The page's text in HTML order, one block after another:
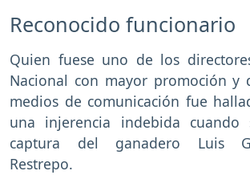
Reconocido funcionario
Quien fuese uno de los
Nacional con mayor promoción y
medios de comunicación fue
una injerencia indebida
captura del ganadero Luis
Restrepo.